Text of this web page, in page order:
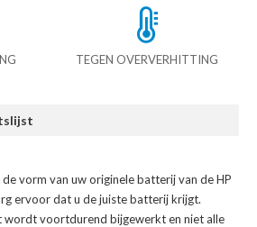
TEGEN OVERVERHITTING
vorm van uw originele batterij van de HP
ervoor dat u de juiste batterij krijgt.
voortdurend bijgewerkt en niet alle